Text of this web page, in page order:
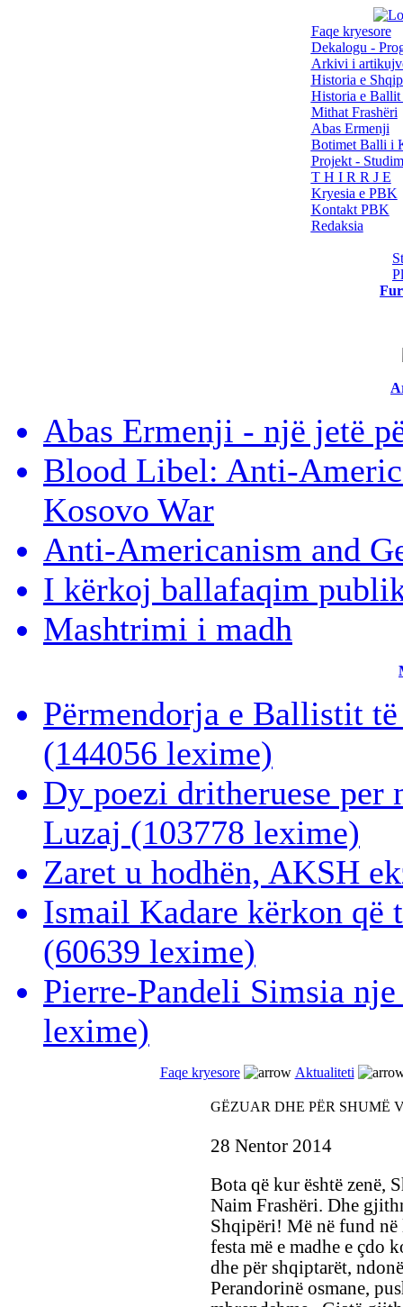
Faqe kryesore
Dekalogu -
Arkivi i
Historia e
Historia e Ballit
Mithat Frashëri
Abas Ermenji
Botimet Balli i
Projekt -
T H I R R J E
Kryesia e PBK
Kontakt PBK
Redaksia
Abas Ermenji - një jetë
Blood Libel: Anti-
Kosovo War
Anti-Americanism and
I kërkoj ballafaqim
Mashtrimi i madh
Përmendorja e Ballistit
(144056 lexime)
Dy poezi dritheruese per
Luzaj (103778 lexime)
Zaret u hodhën, AKSH
Ismail Kadare kërkon që
(60639 lexime)
Pierre-Pandeli Simsia
lexime)
Faqe kryesore Aktualiteti
GËZUAR DHE PËR SHUMË
28 Nentor 2014
Bota që kur është zenë,
Naim Frashëri. Dhe
Shqipëri! Më në fund
festa më e madhe e çdo
dhe për shqiptarët,
Perandorinë osmane,